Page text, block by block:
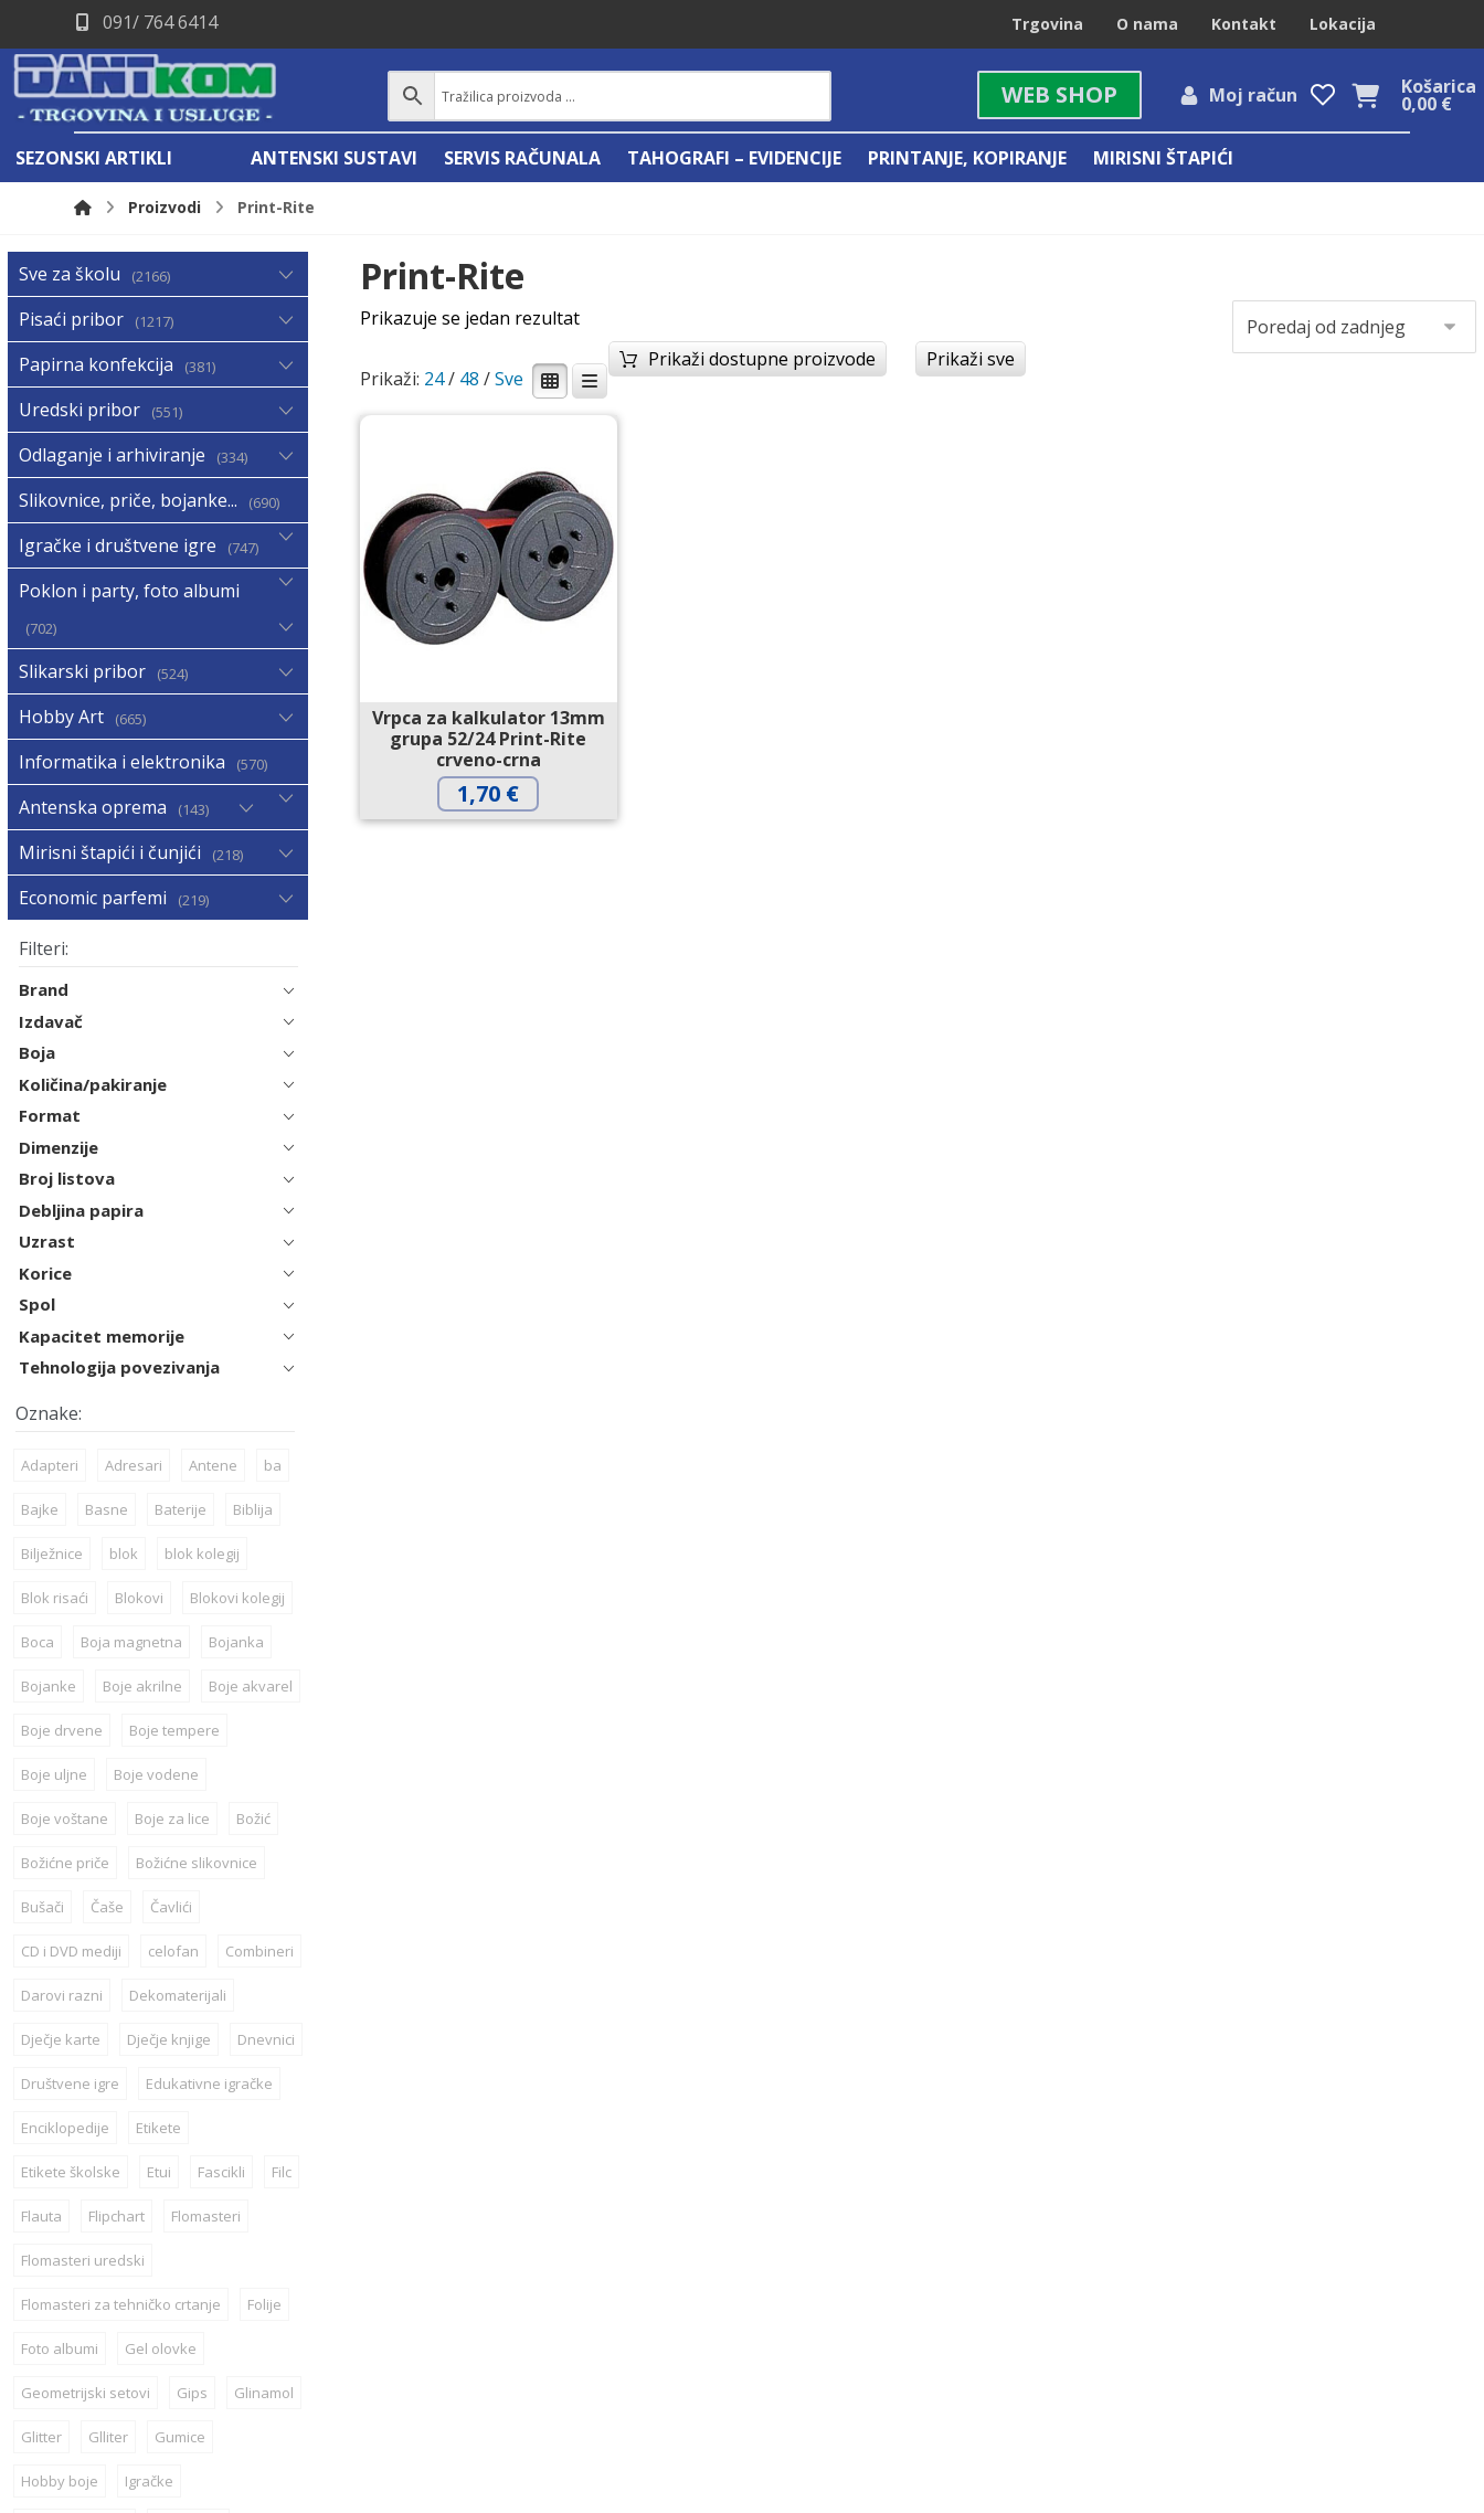
091/ 764 6414 Trgovina O nama Kontakt Lokacija
Košarica
0,00 €
Moj račun
WEB SHOP
SEZONSKI ARTIKLI ANTENSKI SUSTAVI SERVIS RAČUNALA TAHOGRAFI – EVIDENCIJE PRINTANJE, KOPIRANJE MIRISNI ŠTAPIĆI
Proizvodi Print-Rite
Print-Rite
Prikaži dostupne proizvode Prikaži sve
Prikazuje se jedan rezultat
Prikaži: 24/ 48 /
Vrpca za kalkulator 13mm
grupa 52/24 Print-Rite
crveno-crna
1,70 €
Sve za školu 2166
Pisaći pribor 1217
Papirna konfekcija 381
Uredski pribor 551
Odlaganje i arhiviranje 334
Slikovnice, priče, bojanke... 690
Igračke i društvene igre 747
Poklon i party, foto albumi
702
Slikarski pribor 524
Hobby Art 665
Informatika i elektronika 570
Antenska oprema 143
Mirisni štapići i čunjići 218
Economic parfemi 219
Brand
Izdavač
Boja
Količina/pakiranje
Format
Dimenzije
Broj listova
Debljina papira
Uzrast
Korice
Spol
Kapacitet memorije
Tehnologija povezivanja
Adapteri Adresari Antene ba
Bajke Basne Baterije Biblija
Bilježnice blok blok kolegij
Blok risaći Blokovi Blokovi kolegij
Boca Boja magnetna Bojanka
Bojanke Boje akrilne Boje akvarel
Boje drvene Boje tempere
Boje uljne Boje vodene
Boje voštane Boje za lice Božić
Božićne priče Božićne slikovnice
Bušači Čaše Čavlići
CD i DVD mediji celofan Combineri
Darovi razni Dekomaterijali
Dječje karte Dječje knjige Dnevnici
Društvene igre Edukativne igračke
Enciklopedije Etikete
Etikete školske Etui Fascikli Filc
Flauta Flipchart Flomasteri
Flomasteri uredski
Flomasteri za tehničko crtanje Folije
Foto albumi Gel olovke
Geometrijski setovi Gips Glinamol
Glitter Glliter Gumice
Hobby boje Igračke